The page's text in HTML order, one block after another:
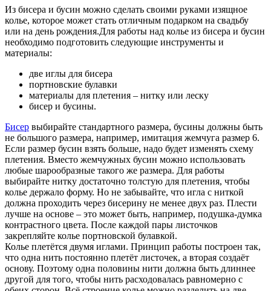
Из бисера и бусин можно сделать своими руками изящное
колье, которое может стать отличным подарком на свадьбу
или на день рождения.Для работы над колье из бисера и бусин
необходимо подготовить следующие инструменты и
материалы:
две иглы для бисера
портновские булавки
материалы для плетения – нитку или леску
бисер и бусины.
Бисер выбирайте стандартного размера, бусины должны быть
не большого размера, например, имитация жемчуга размер 6.
Если размер бусин взять больше, надо будет изменять схему
плетения. Вместо жемчужных бусин можно использовать
любые шарообразные такого же размера. Для работы
выбирайте нитку достаточно толстую для плетения, чтобы
колье держало форму. Но не забывайте, что игла с ниткой
должна проходить через бисерину не менее двух раз. Плести
лучше на основе – это может быть, например, подушка-думка
контрастного цвета. После каждой пары листочков
закрепляйте колье портновской булавкой.
Колье плетётся двумя иглами. Принцип работы построен так,
что одна нить постоянно плетёт листочек, а вторая создаёт
основу. Поэтому одна половины нити должна быть длиннее
другой для того, чтобы нить расходовалась равномерно с